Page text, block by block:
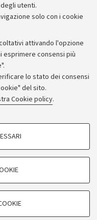
utenti.
solo con i cookie
attivando l'opzione
esprimere consensi più
lo stato dei consensi
del sito.
Cookie policy.
- Università di
- PI: 01131710376 -